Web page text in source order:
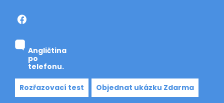
Angličtina
po
telefonu.
Rozřazovací test Objednat ukázku Zdarma